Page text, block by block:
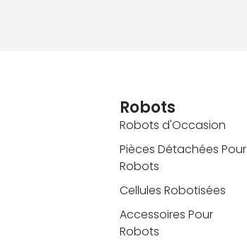
Robots
Robots d'Occasion
Pièces Détachées Pour
Robots
Cellules Robotisées
Accessoires Pour
Robots